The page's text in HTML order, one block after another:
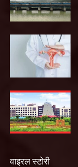
वाइरल स्टोरी